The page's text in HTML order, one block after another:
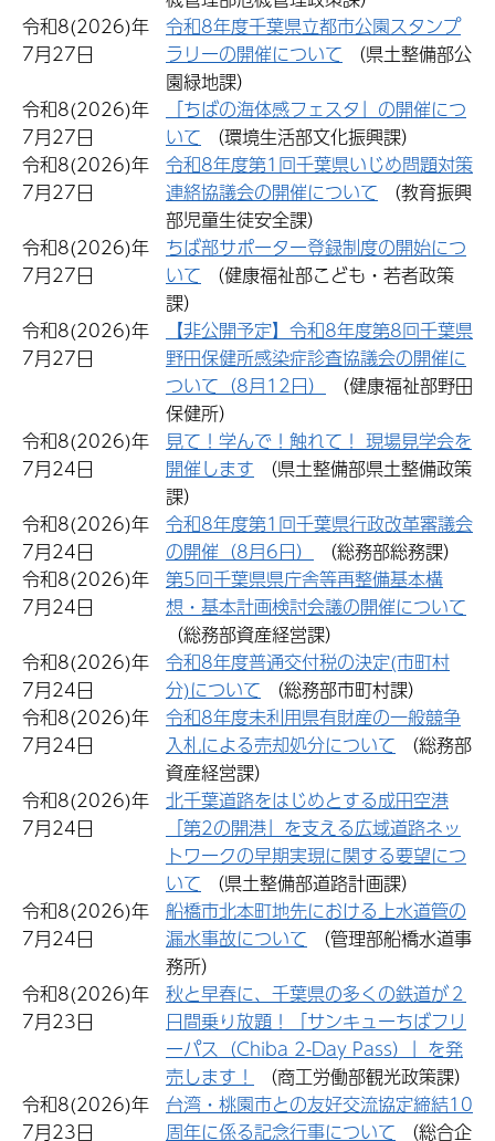
令和8(2026)年
7月27日
令和8年度千葉県立都市公園スタンプ
ラリーの開催について （県土整備部公
園緑地課）
令和8(2026)年
7月27日
「ちばの海体感フェスタ」の開催につ
いて （環境生活部文化振興課）
令和8(2026)年
7月27日
令和8年度第1回千葉県いじめ問題対策
連絡協議会の開催について （教育振興
部児童生徒安全課）
令和8(2026)年
7月27日
ちば部サポーター登録制度の開始につ
いて （健康福祉部こども・若者政策
課）
令和8(2026)年
7月27日
【非公開予定】令和8年度第8回千葉県
野田保健所感染症診査協議会の開催に
ついて（8月12日）
（健康福祉部野田
保健所）
令和8(2026)年
7月24日
見て！学んで！触れて！ 現場見学会を
開催します （県土整備部県土整備政策
課）
令和8(2026)年
7月24日
令和8年度第1回千葉県行政改革審議会
の開催（8月6日）
（総務部総務課）
令和8(2026)年
7月24日
第5回千葉県県庁舎等再整備基本構
想・基本計画検討会議の開催について
（総務部資産経営課）
令和8(2026)年
7月24日
令和8年度普通交付税の決定(市町村
分)について （総務部市町村課）
令和8(2026)年
7月24日
令和8年度未利用県有財産の一般競争
入札による売却処分について （総務部
資産経営課）
令和8(2026)年
7月24日
北千葉道路をはじめとする成田空港
「第2の開港」を支える広域道路ネッ
トワークの早期実現に関する要望につ
いて （県土整備部道路計画課）
令和8(2026)年
7月24日
船橋市北本町地先における上水道管の
漏水事故について （管理部船橋水道事
務所）
令和8(2026)年
7月23日
秋と早春に、千葉県の多くの鉄道が２
日間乗り放題！「サンキューちばフリ
ーパス（Chiba 2-Day Pass）」を発
売します！
（商工労働部観光政策課）
令和8(2026)年
7月23日
台湾・桃園市との友好交流協定締結10
周年に係る記念行事について （総合企